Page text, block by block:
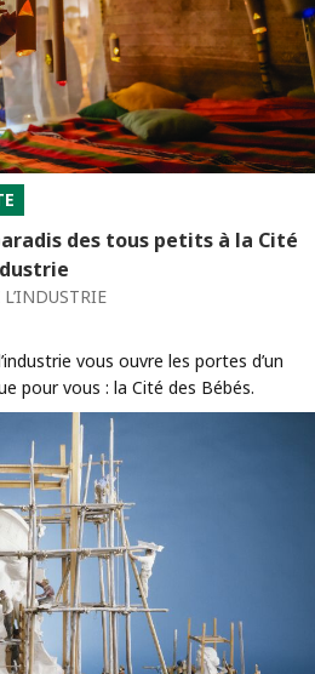
des tous petits à la Cité
vous ouvre les portes d’un
pour vous : la Cité des Bébés.